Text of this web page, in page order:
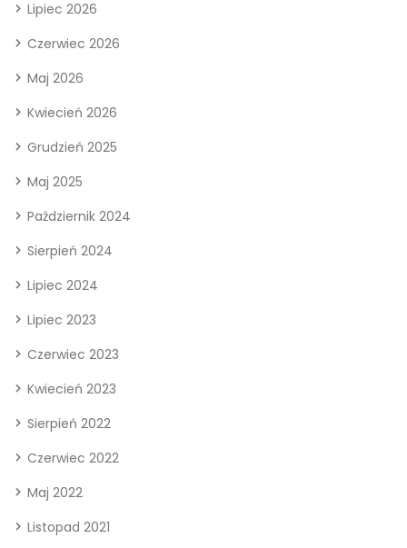
Lipiec 2026
Czerwiec 2026
Maj 2026
Kwiecień 2026
Grudzień 2025
Maj 2025
Październik 2024
Sierpień 2024
Lipiec 2024
Lipiec 2023
Czerwiec 2023
Kwiecień 2023
Sierpień 2022
Czerwiec 2022
Maj 2022
Listopad 2021